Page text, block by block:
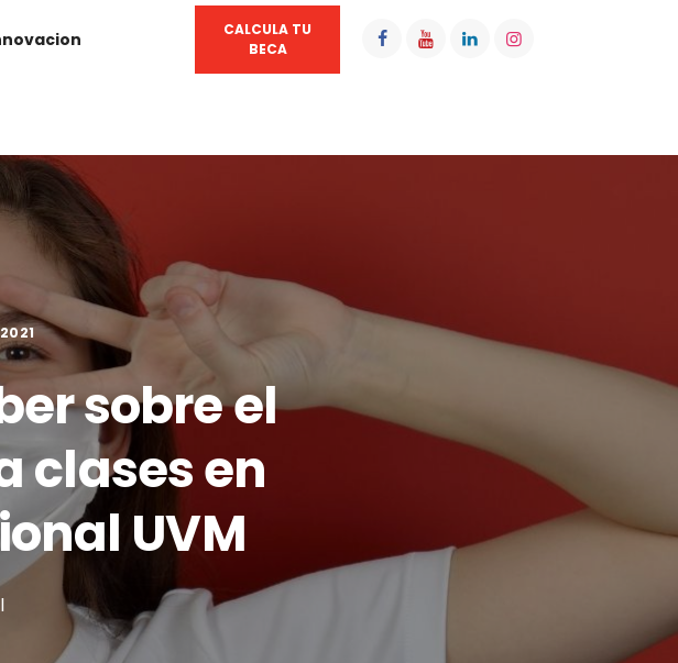
CALCULA TU
BECA
sobre el
clases en
UVM